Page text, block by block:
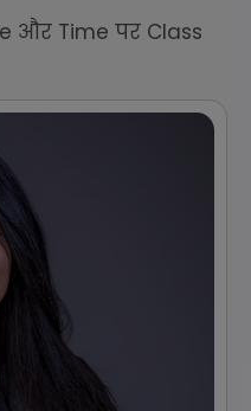
और Time पर Class